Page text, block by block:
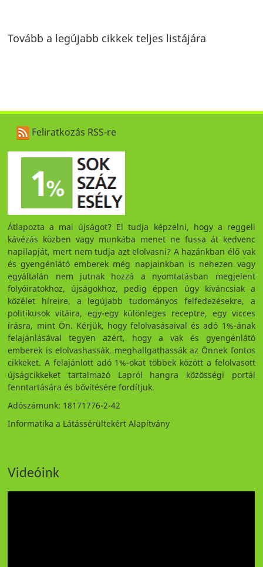
Tovább a legújabb cikkek teljes listájára
Feliratkozás RSS-re
Átlapozta a mai újságot? El tudja képzelni, hogy a reggeli
kávézás közben vagy munkába menet ne fussa át kedvenc
napilapját, mert nem tudja azt elolvasni? A hazánkban élő vak
és gyengénlátó emberek még napjainkban is nehezen vagy
egyáltalán nem jutnak hozzá a nyomtatásban megjelent
folyóiratokhoz, újságokhoz, pedig éppen úgy kíváncsiak a
közélet híreire, a legújabb tudományos felfedezésekre, a
politikusok vitáira, egy-egy különleges receptre, egy vicces
írásra, mint Ön. Kérjük, hogy felolvasásaival és adó 1%-ának
felajánlásával tegyen azért, hogy a vak és gyengénlátó
emberek is elolvashassák, meghallgathassák az Önnek fontos
cikkeket. A felajánlott adó 1%-okat többek között a felolvasott
újságcikkeket tartalmazó Lapról hangra közösségi portál
fenntartására és bővítésére fordítjuk.
Adószámunk: 18171776-2-42
Informatika a Látássérültekért Alapítvány
Videóink